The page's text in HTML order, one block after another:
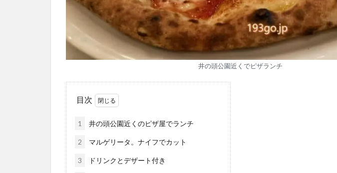
井の頭公園近くでピザランチ
目次
1 井の頭公園近くのピザ屋でランチ
2 マルゲリータ。ナイフでカット
3 ドリンクとデザート付き